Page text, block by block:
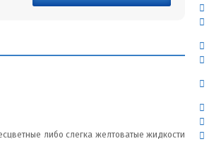
либо слегка желтоватые жидкости